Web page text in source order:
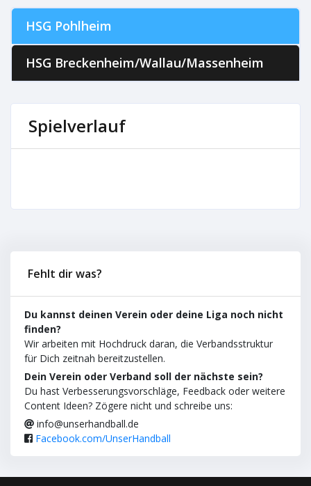
HSG Pohlheim
HSG Breckenheim/Wallau/Massenheim
Spielverlauf
Fehlt dir was?
Du kannst deinen Verein oder deine Liga noch nicht
finden?
Wir arbeiten mit Hochdruck daran, die Verbandsstruktur
für Dich zeitnah bereitzustellen.
Dein Verein oder Verband soll der nächste sein?
Du hast Verbesserungsvorschläge, Feedback oder weitere
Content Ideen? Zögere nicht und schreibe uns:
info@unserhandball.de
Facebook.com/UnserHandball